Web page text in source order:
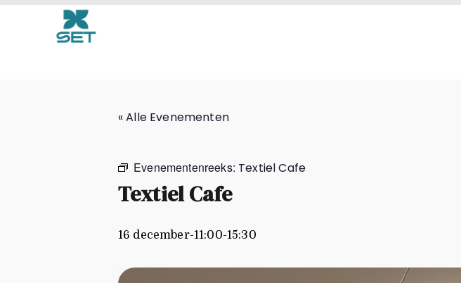
Textiel Cafe
« Alle Evenementen
Evenementenreeks: Textiel Cafe
Textiel Cafe
16 december-11:00-15:30